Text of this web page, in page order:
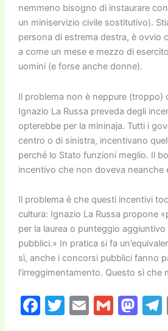
nemmeno bisogno di instaurare
un miniservizio civile sostitutivo).
persona di estrema destra, è ovvio
a come un mese e mezzo di
uomini (e forse anche donne).
Il problema non è neppure (troppo)
Ignazio La Russa preveda degli
opterebbe per la mininaja. Tutti i
centro o di sinistra, incentivano
perché lo Stato funzioni meglio. Il
incentivo che non doveva neanche
Il problema è che questi incentivi
cultura: Ignazio La Russa propone
per la laurea o punteggio
pubblici.» In pratica si fa
sì, anche i concorsi pubblici fanno
l’irreggimentamento. Questo sì che
F T E G M